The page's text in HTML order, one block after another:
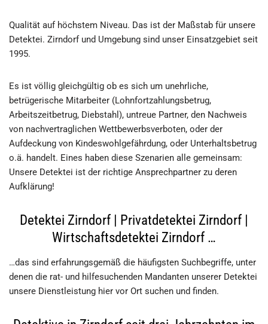
Qualität auf höchstem Niveau. Das ist der Maßstab für unsere
Detektei. Zirndorf und Umgebung sind unser Einsatzgebiet seit
1995.
Es ist völlig gleichgültig ob es sich um unehrliche,
betrügerische Mitarbeiter (Lohnfortzahlungsbetrug,
Arbeitszeitbetrug, Diebstahl), untreue Partner, den Nachweis
von nachvertraglichen Wettbewerbsverboten, oder der
Aufdeckung von Kindeswohlgefährdung, oder Unterhaltsbetrug
o.ä. handelt. Eines haben diese Szenarien alle gemeinsam:
Unsere Detektei ist der richtige Ansprechpartner zu deren
Aufklärung!
Detektei Zirndorf | Privatdetektei Zirndorf |
Wirtschaftsdetektei Zirndorf …
…das sind erfahrungsgemäß die häufigsten Suchbegriffe, unter
denen die rat- und hilfesuchenden Mandanten unserer Detektei
unsere Dienstleistung hier vor Ort suchen und finden.